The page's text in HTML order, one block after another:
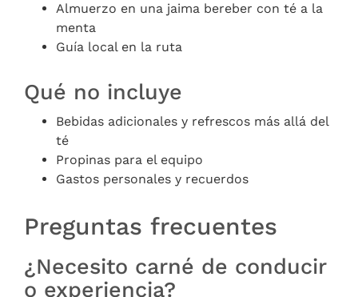
Almuerzo en una jaima bereber con té a la
menta
Guía local en la ruta
Qué no incluye
Bebidas adicionales y refrescos más allá del
té
Propinas para el equipo
Gastos personales y recuerdos
Preguntas frecuentes
¿Necesito carné de conducir
o experiencia?